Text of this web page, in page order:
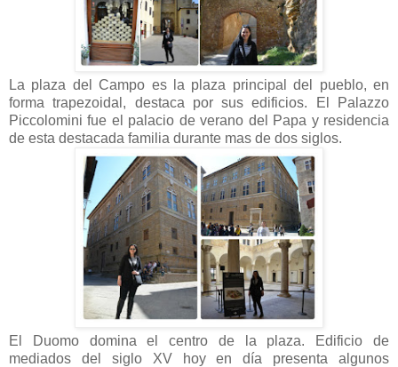
La plaza del Campo es la plaza principal del pueblo, en
forma trapezoidal, destaca por sus edificios. El Palazzo
Piccolomini fue el palacio de verano del Papa y residencia
de esta destacada familia durante mas de dos siglos.
El Duomo domina el centro de la plaza. Edificio de
mediados del siglo XV hoy en día presenta algunos